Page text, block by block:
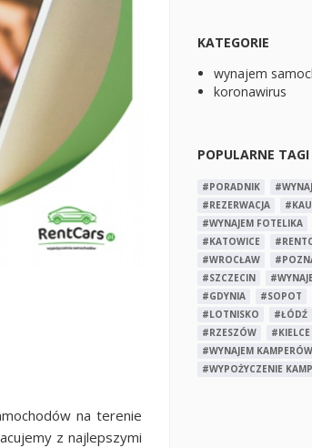
na terenie
z najlepszymi
KATEGORIE
wynajem
koronawirus
POPULARNE TAGI
#PORADNIK
#REZERWACJA
#WYNAJEM FOTELIKA
#KATOWICE
#WROCŁAW
#SZCZECIN
#GDYNIA
#SOPOT
#LOTNISKO
#ŁÓDŹ
#RZESZÓW
#KIELCE
#WYNAJEM KAMPERÓW
#WYPOŻYCZENIE